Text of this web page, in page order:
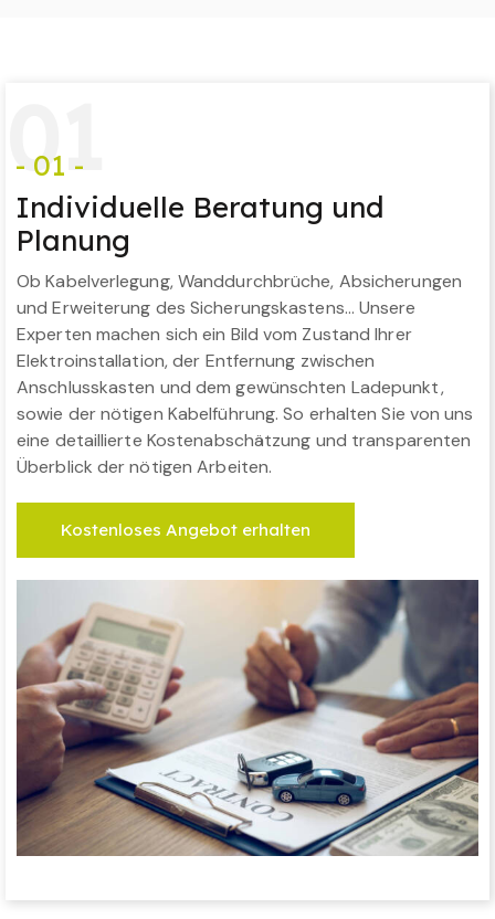
01
- 01 -
Individuelle Beratung und
Planung
Ob Kabelverlegung, Wanddurchbrüche, Absicherungen
und Erweiterung des Sicherungskastens… Unsere
Experten machen sich ein Bild vom Zustand Ihrer
Elektroinstallation, der Entfernung zwischen
Anschlusskasten und dem gewünschten Ladepunkt,
sowie der nötigen Kabelführung. So erhalten Sie von uns
eine detaillierte Kostenabschätzung und transparenten
Überblick der nötigen Arbeiten.
Kostenloses Angebot erhalten